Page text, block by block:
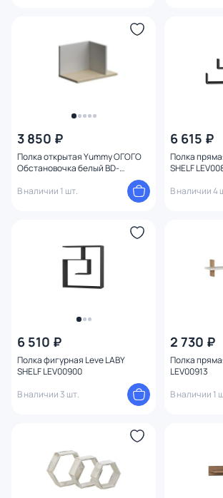
3 850 ₽
Полка открытая Yummy ОГОГО
Обстановочка белый BD-
В наличии 1 шт.
6 615 ₽
Полка
SHELF
В наличии 4
6 510 ₽
Полка фигурная Leve LABY
SHELF LEV00900
В наличии 3 шт.
2 730 ₽
Полка
LEV00913
В наличии 1